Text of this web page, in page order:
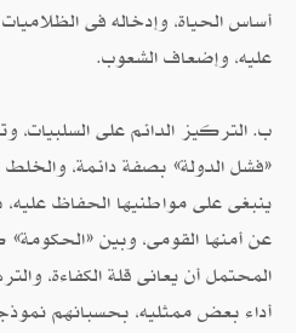
أساس الحياة، وإدخاله فى
عليه، وإضعاف الشعوب.
ب. التركيز الدائم على السلبيات،
«فشل الدولة» بصفة دائمة، والخلط
ينبغى على مواطنيها الحفاظ
عن أمنها القومى، وبين
المحتمل أن يعانى قلة الكفاءة،
أداء بعض ممثليه، بحسبانهم